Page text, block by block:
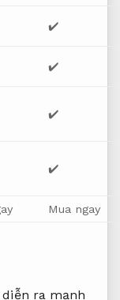
✔️
✔️
✔️
✔️
Mua ngay
ra mạnh